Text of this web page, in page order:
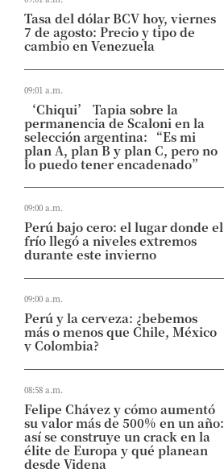
Tasa del dólar BCV hoy, viernes
7 de agosto: Precio y tipo de
cambio en Venezuela
09:01 a.m.
‘Chiqui’ Tapia sobre la
permanencia de Scaloni en la
selección argentina: “Es mi
plan A, plan B y plan C, pero no
lo puedo tener encadenado”
09:00 a.m.
Perú bajo cero: el lugar donde el
frío llegó a niveles extremos
durante este invierno
09:00 a.m.
Perú y la cerveza: ¿bebemos
más o menos que Chile, México
y Colombia?
08:58 a.m.
Felipe Chávez y cómo aumentó
su valor más de 500% en un año:
así se construye un crack en la
élite de Europa y qué planean
desde Videna